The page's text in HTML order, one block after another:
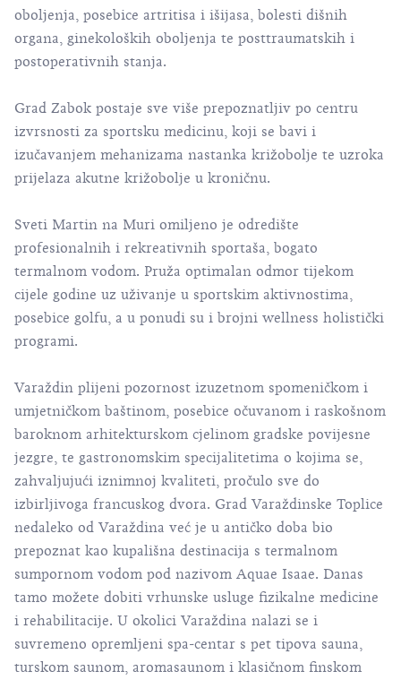
oboljenja, posebice artritisa i išijasa, bolesti dišnih
organa, ginekoloških oboljenja te posttraumatskih i
postoperativnih stanja.
Grad Zabok postaje sve više prepoznatljiv po centru
izvrsnosti za sportsku medicinu, koji se bavi i
izučavanjem mehanizama nastanka križobolje te uzroka
prijelaza akutne križobolje u kroničnu.
Sveti Martin na Muri omiljeno je odredište
profesionalnih i rekreativnih sportaša, bogato
termalnom vodom. Pruža optimalan odmor tijekom
cijele godine uz uživanje u sportskim aktivnostima,
posebice golfu, a u ponudi su i brojni wellness holistički
programi.
Varaždin plijeni pozornost izuzetnom spomeničkom i
umjetničkom baštinom, posebice očuvanom i raskošnom
baroknom arhitekturskom cjelinom gradske povijesne
jezgre, te gastronomskim specijalitetima o kojima se,
zahvaljujući iznimnoj kvaliteti, pročulo sve do
izbirljivoga francuskog dvora. Grad Varaždinske Toplice
nedaleko od Varaždina već je u antičko doba bio
prepoznat kao kupališna destinacija s termalnom
sumpornom vodom pod nazivom Aquae Isaae. Danas
tamo možete dobiti vrhunske usluge fizikalne medicine
i rehabilitacije. U okolici Varaždina nalazi se i
suvremeno opremljeni spa-centar s pet tipova sauna,
turskom saunom, aromasaunom i klasičnom finskom